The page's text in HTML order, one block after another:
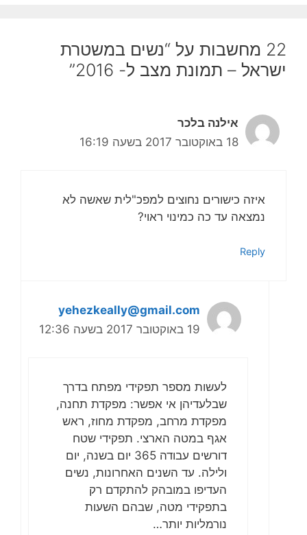
22 מחשבות על “נשים במשטרת
ישראל – תמונת מצב ל- 2016”
אילנה בלכר
18 באוקטובר 2017 בשעה 16:19
איזה כישורים נחוצים למפכ"לית שאשה לא
נמצאה עד כה כמינוי ראוי?
Reply
yehezkeally@gmail.com
19 באוקטובר 2017 בשעה 12:36
לעשות מספר תפקידי מפתח בדרך
שבלעדיהן אי אפשר: מפקדת תחנה,
מפקדת מרחב, מפקדת מחוז, ראש
אגף במטה הארצי. תפקידי שטח
דורשים עבודה 365 יום בשנה, יום
ולילה. עד השנים האחרונות, נשים
העדיפו במובהק להתקדם רק
בתפקידי מטה, שבהם השעות
נורמליות יותר…